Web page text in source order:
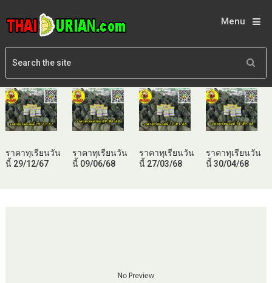
Menu
ราคาทุเรียนวัน
นี้ 29/12/67
ราคาทุเรียนวัน
นี้ 09/06/68
ราคาทุเรียนวัน
นี้ 27/03/68
ราคาทุเรียนวัน
นี้ 30/04/68